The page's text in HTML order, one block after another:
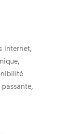
internet,